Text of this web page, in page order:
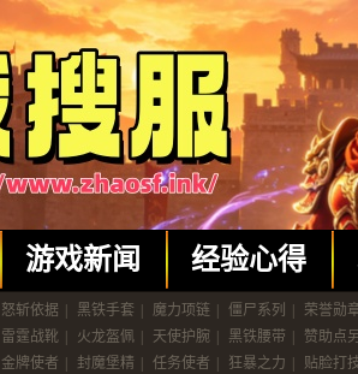
游戏新闻 经验心得
怒斩依据 黑铁手套 魔力项链 僵尸系列
荣誉勋
雷霆战靴 火龙盔佩 天使护腕 黑铁腰带
赞助点
金牌使者 封魔堡精 任务使者 狂暴之力 贴脸打